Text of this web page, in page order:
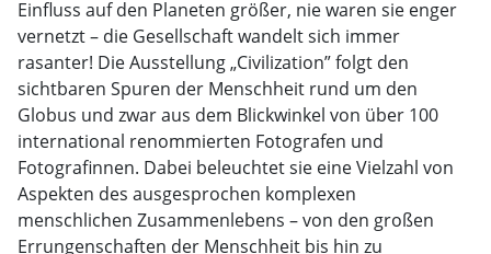
Einfluss auf den Planeten größer, nie waren sie enger
vernetzt – die Gesellschaft wandelt sich immer
rasanter! Die Ausstellung „Civilization” folgt den
sichtbaren Spuren der Menschheit rund um den
Globus und zwar aus dem Blickwinkel von über 100
international renommierten Fotografen und
Fotografinnen. Dabei beleuchtet sie eine Vielzahl von
Aspekten des ausgesprochen komplexen
menschlichen Zusammenlebens – von den großen
Errungenschaften der Menschheit bis hin zu